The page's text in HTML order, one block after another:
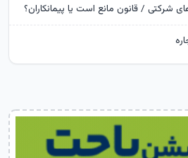
شرکتی / قانون مانع است یا پیمانکاران؟